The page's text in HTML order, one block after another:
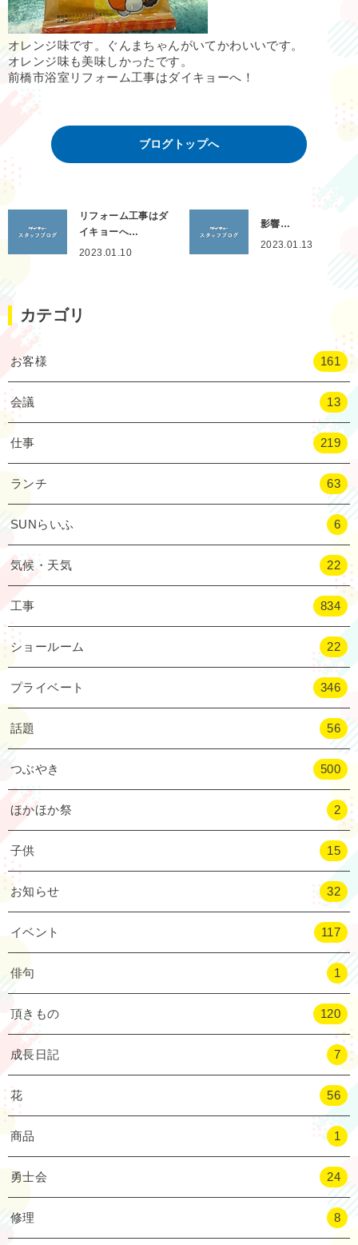
オレンジ味です。ぐんまちゃんがいてかわいいです。
オレンジ味も美味しかったです。
前橋市浴室リフォーム工事はダイキョーへ！
ブログトップへ
リフォーム工事はダ
イキョーへ…
2023.01.10
影響…
2023.01.13
カテゴリ
お客様 161
会議 13
仕事 219
ランチ 63
SUNらいふ 6
気候・天気 22
工事 834
ショールーム 22
プライベート 346
話題 56
つぶやき 500
ほかほか祭 2
子供 15
お知らせ 32
イベント 117
俳句 1
頂きもの 120
成長日記 7
花 56
商品 1
勇士会 24
修理 8